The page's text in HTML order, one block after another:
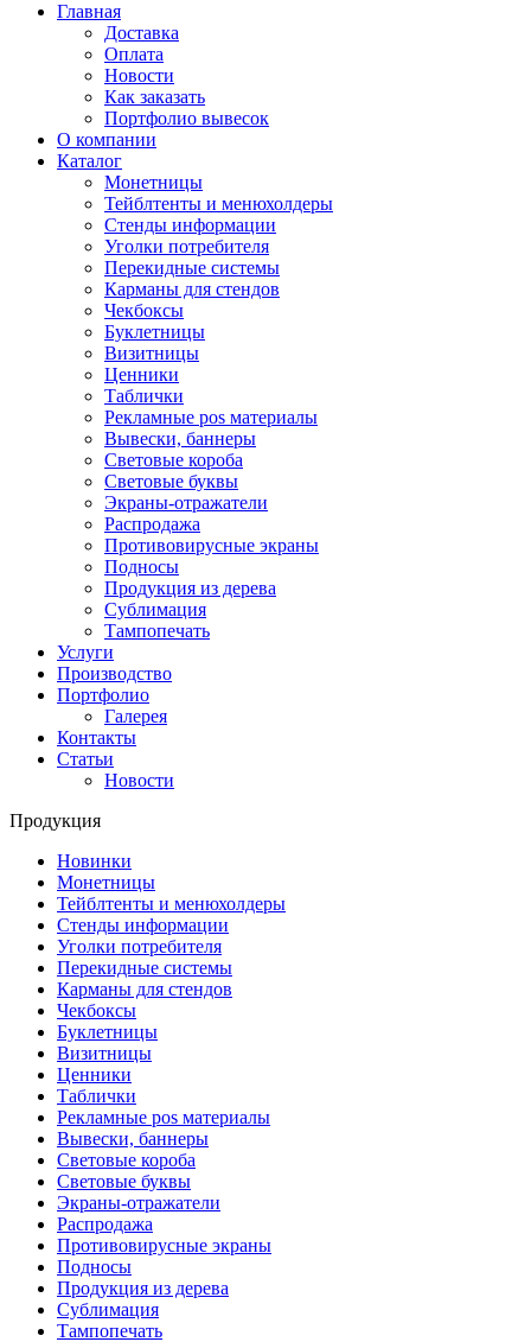
Главная
Доставка
Оплата
Новости
Как заказать
Портфолио вывесок
О компании
Каталог
Монетницы
Тейблтенты и менюхолдеры
Стенды информации
Уголки потребителя
Перекидные системы
Карманы для стендов
Чекбоксы
Буклетницы
Визитницы
Ценники
Таблички
Рекламные pos материалы
Вывески, баннеры
Световые короба
Световые буквы
Экраны-отражатели
Распродажа
Противовирусные экраны
Подносы
Продукция из дерева
Сублимация
Тампопечать
Услуги
Производство
Портфолио
Галерея
Контакты
Статьи
Новости
Продукция
Новинки
Монетницы
Тейблтенты и менюхолдеры
Стенды информации
Уголки потребителя
Перекидные системы
Карманы для стендов
Чекбоксы
Буклетницы
Визитницы
Ценники
Таблички
Рекламные pos материалы
Вывески, баннеры
Световые короба
Световые буквы
Экраны-отражатели
Распродажа
Противовирусные экраны
Подносы
Продукция из дерева
Сублимация
Тампопечать